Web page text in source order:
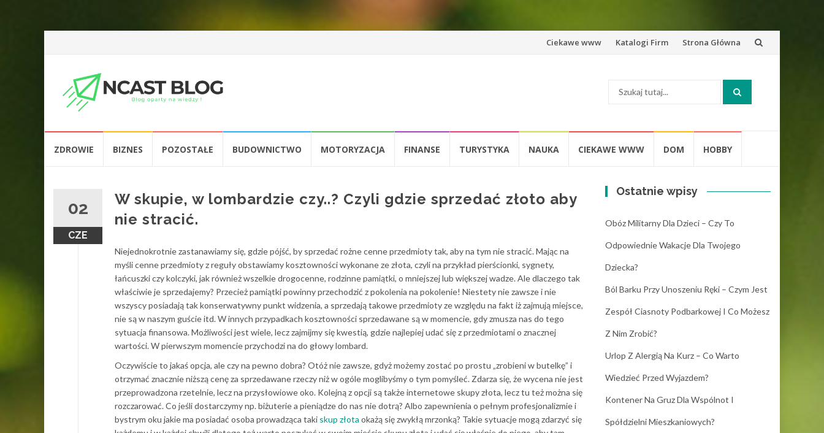
Przejdź
Ciekawe www Katalogi Firm Strona Główna
ZDROWIE BIZNES POZOSTAŁE BUDOWNICTWO MOTORYZACJA FINANSE TURYSTYKA NAUKA CIEKAWE WWW DOM HOBBY
02
CZE
W skupie, w lombardzie czy..? Czyli gdzie sprzedać złoto aby
nie stracić.
Niejednokrotnie zastanawiamy się, gdzie pójść, by sprzedać rożne cenne przedmioty tak, aby na tym nie stracić. Mając na
myśli cenne przedmioty z reguły obstawiamy kosztowności wykonane ze złota, czyli na przykład pierścionki, sygnety,
łańcuszki czy kolczyki, jak również wszelkie drogocenne, rodzinne pamiątki, o mniejszej lub większej wadze. Ale dlaczego tak
właściwie je sprzedajemy? Przecież pamiątki powinny przechodzić z pokolenia na pokolenie! Niestety nie zawsze i nie
wszyscy posiadają tak konserwatywny punkt widzenia, a sprzedają takowe przedmioty ze względu na fakt iż zajmują miejsce,
nie są w naszym guście itd. W innych przypadkach kosztowności sprzedawane są w momencie, gdy zmusza nas do tego
sytuacja finansowa. Możliwości jest wiele, lecz zajmijmy się kwestią, gdzie najlepiej udać się z przedmiotami o znacznej
wartości. W pierwszym momencie przychodzi na do głowy lombard.
Oczywiście to jakaś opcja, ale czy na pewno dobra? Otóż nie zawsze, gdyż możemy zostać po prostu „zrobieni w butelkę” i
otrzymać znacznie niższą cenę za sprzedawane rzeczy niż w ogóle moglibyśmy o tym pomyśleć. Zdarza się, że wycena nie jest
przeprowadzona rzetelnie, lecz na przysłowiowe oko. Kolejną z opcji są także internetowe skupy złota, lecz tu też można się
rozczarować. Co jeśli dostarczymy np. biżuterie a pieniądze do nas nie dotrą? Albo zapewnienia o pełnym profesjonalizmie i
bystrym oku jakie ma posiadać osoba prowadząca taki skup złota okażą się zwykłą mrzonką? Takie sytuacje mogą zdarzyć się
Ostatnie wpisy
Obóz Militarny Dla Dzieci – Czy To
Odpowiednie Wakacje Dla Twojego
Dziecka?
Ból Barku Przy Unoszeniu Ręki – Czym Jest
Zespół Ciasnoty Podbarkowej I Co Możesz
Z Nim Zrobić?
Urlop Z Alergią Na Kurz – Co Warto
Wiedzieć Przed Wyjazdem?
Kontener Na Gruz Dla Wspólnot I
Spółdzielni Mieszkaniowych?